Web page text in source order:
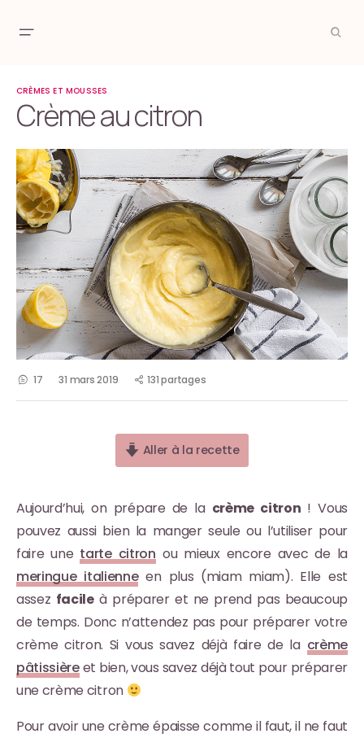
CRÈMES ET MOUSSES
Crème au citron
17 31 mars 2019 131 partages
Aller à la recette
Aujourd’hui, on prépare de la crème citron ! Vous
pouvez aussi bien la manger seule ou l’utiliser pour
faire une tarte citron ou mieux encore avec de la
meringue italienneen plus (miam miam). Elle est
assez facileà préparer et ne prend pas beaucoup
de temps. Donc n’attendez pas pour préparer votre
crème citron. Si vous savez déjà faire de la crème
pâtissièreet bien, vous savez déjà tout pour préparer
une crème citron
Pour avoir une crème épaisse comme il faut, il ne faut